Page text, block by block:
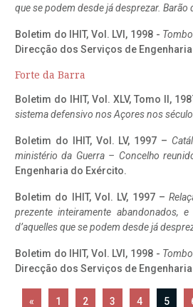
que se podem desde já desprezar. Barão
Boletim do IHIT, Vol. LVI, 1998 -
Direcção dos Serviços de
Forte da Barra
Boletim do IHIT, Vol. XLV, Tomo II,
sistema defensivo nos Açores nos
Boletim do IHIT, Vol. LV, 1997 –
ministério da Guerra – Concelho
Engenharia do Exército.
Boletim do IHIT, Vol. LV, 1997 –
prezente inteiramente abandonados,
d’aquelles que se podem desde já
Boletim do IHIT, Vol. LVI, 1998 -
Direcção dos Serviços de
« 1 2 3 4 5